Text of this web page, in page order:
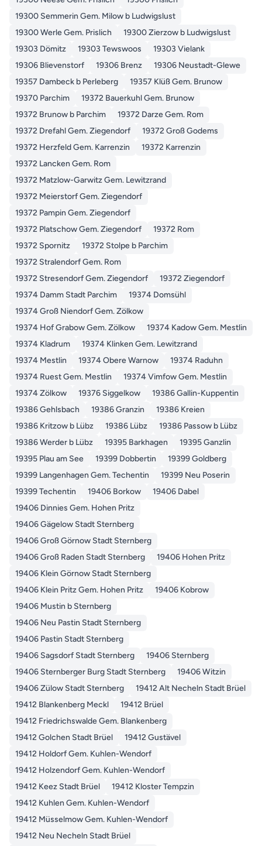
19300 Semmerin Gem. Milow b Ludwigslust
19300 Werle Gem. Prislich
19300 Zierzow b Ludwigslust
19303 Dömitz
19303 Tewswoos
19303 Vielank
19306 Blievenstorf
19306 Brenz
19306 Neustadt-Glewe
19357 Dambeck b Perleberg
19357 Klüß Gem. Brunow
19370 Parchim
19372 Bauerkuhl Gem. Brunow
19372 Brunow b Parchim
19372 Darze Gem. Rom
19372 Drefahl Gem. Ziegendorf
19372 Groß Godems
19372 Herzfeld Gem. Karrenzin
19372 Karrenzin
19372 Lancken Gem. Rom
19372 Matzlow-Garwitz Gem. Lewitzrand
19372 Meierstorf Gem. Ziegendorf
19372 Pampin Gem. Ziegendorf
19372 Platschow Gem. Ziegendorf
19372 Rom
19372 Spornitz
19372 Stolpe b Parchim
19372 Stralendorf Gem. Rom
19372 Stresendorf Gem. Ziegendorf
19372 Ziegendorf
19374 Damm Stadt Parchim
19374 Domsühl
19374 Groß Niendorf Gem. Zölkow
19374 Hof Grabow Gem. Zölkow
19374 Kadow Gem. Mestlin
19374 Kladrum
19374 Klinken Gem. Lewitzrand
19374 Mestlin
19374 Obere Warnow
19374 Raduhn
19374 Ruest Gem. Mestlin
19374 Vimfow Gem. Mestlin
19374 Zölkow
19376 Siggelkow
19386 Gallin-Kuppentin
19386 Gehlsbach
19386 Granzin
19386 Kreien
19386 Kritzow b Lübz
19386 Lübz
19386 Passow b Lübz
19386 Werder b Lübz
19395 Barkhagen
19395 Ganzlin
19395 Plau am See
19399 Dobbertin
19399 Goldberg
19399 Langenhagen Gem. Techentin
19399 Neu Poserin
19399 Techentin
19406 Borkow
19406 Dabel
19406 Dinnies Gem. Hohen Pritz
19406 Gägelow Stadt Sternberg
19406 Groß Görnow Stadt Sternberg
19406 Groß Raden Stadt Sternberg
19406 Hohen Pritz
19406 Klein Görnow Stadt Sternberg
19406 Klein Pritz Gem. Hohen Pritz
19406 Kobrow
19406 Mustin b Sternberg
19406 Neu Pastin Stadt Sternberg
19406 Pastin Stadt Sternberg
19406 Sagsdorf Stadt Sternberg
19406 Sternberg
19406 Sternberger Burg Stadt Sternberg
19406 Witzin
19406 Zülow Stadt Sternberg
19412 Alt Necheln Stadt Brüel
19412 Blankenberg Meckl
19412 Brüel
19412 Friedrichswalde Gem. Blankenberg
19412 Golchen Stadt Brüel
19412 Gustävel
19412 Holdorf Gem. Kuhlen-Wendorf
19412 Holzendorf Gem. Kuhlen-Wendorf
19412 Keez Stadt Brüel
19412 Kloster Tempzin
19412 Kuhlen Gem. Kuhlen-Wendorf
19412 Müsselmow Gem. Kuhlen-Wendorf
19412 Neu Necheln Stadt Brüel